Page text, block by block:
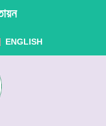
ENGLISH